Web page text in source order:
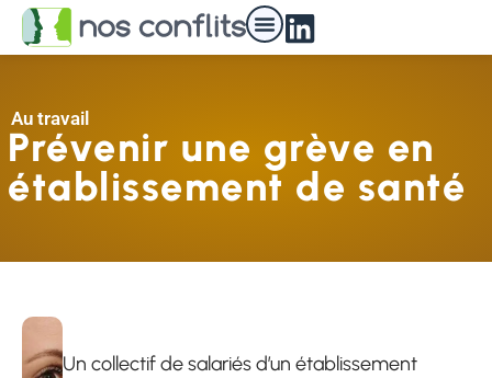
Au travail
Prévenir une grève en
établissement de santé
Un collectif de salariés d’un établissement